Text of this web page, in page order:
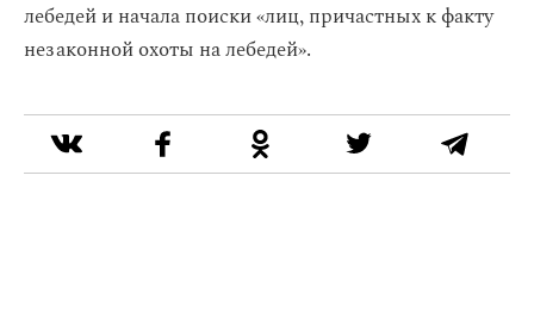
лебедей и начала поиски «лиц, причастных к факту
незаконной охоты на лебедей».